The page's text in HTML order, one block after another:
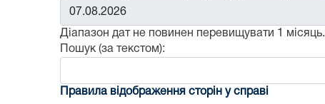
Від:
Діапазон дат не повинен перевищувати 1 місяць.
Пошук (за текстом):
Правила відображення сторін у справі